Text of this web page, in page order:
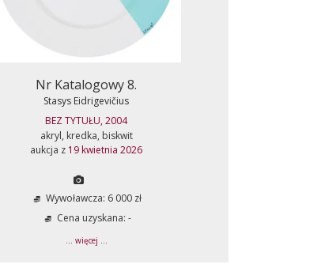
Nr Katalogowy 8.
Stasys Eidrigevičius
BEZ TYTUŁU, 2004
akryl, kredka, biskwit
aukcja z 19 kwietnia 2026
Wywoławcza: 6 000 zł
Cena uzyskana: -
... więcej ...